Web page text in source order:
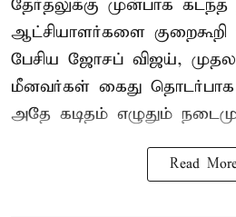
தேர்தலுக்கு முன்பாக கடந்த
ஆட்சியாளர்களை
பேசிய ஜோசப் விஜய்,
மீனவர்கள் கைது தொடர்பாக
அதே கடிதம் எழுதும்
Read